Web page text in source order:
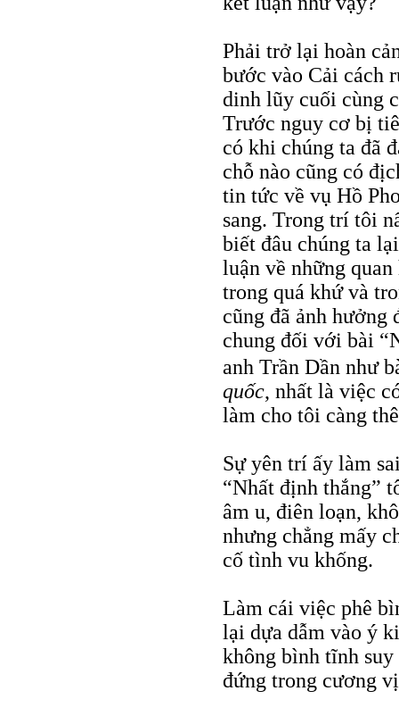
Phải trở lại hoàn
bước vào Cải cách
dinh lũy cuối cùng
Trước nguy cơ bị
có khi chúng ta đã
chỗ nào cũng có
tin tức về vụ Hồ
sang. Trong trí tôi
biết đâu chúng ta
luận về những
trong quá khứ và
cũng đã ảnh hưởng
chung đối với bài
anh Trần Dần như
quốc, nhất là việc
làm cho tôi càng
Sự yên trí ấy làm
“Nhất định thắng”
âm u, điên loạn,
nhưng chẳng mấy
cố tình vu khống.
Làm cái việc phê
lại dựa dẫm vào ý
không bình tĩnh
đứng trong cương